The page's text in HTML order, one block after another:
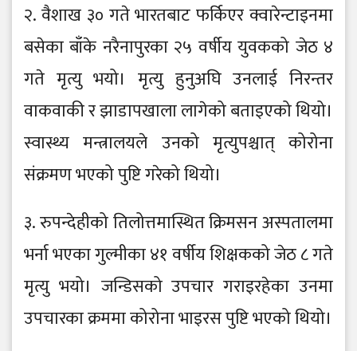
२. वैशाख ३० गते भारतबाट फर्किएर क्वारेन्टाइनमा
बसेका बाँके नरैनापुरका २५ वर्षीय युवकको जेठ ४
गते मृत्यु भयो। मृत्यु हुनुअघि उनलाई निरन्तर
वाकवाकी र झाडापखाला लागेको बताइएको थियो।
स्वास्थ्य मन्त्रालयले उनको मृत्युपश्चात् कोरोना
संक्रमण भएको पुष्टि गरेको थियो।
३. रुपन्देहीको तिलोत्तमास्थित क्रिमसन अस्पतालमा
भर्ना भएका गुल्मीका ४१ वर्षीय शिक्षकको जेठ ८ गते
मृत्यु भयो। जन्डिसको उपचार गराइरहेका उनमा
उपचारका क्रममा कोरोना भाइरस पुष्टि भएको थियो।